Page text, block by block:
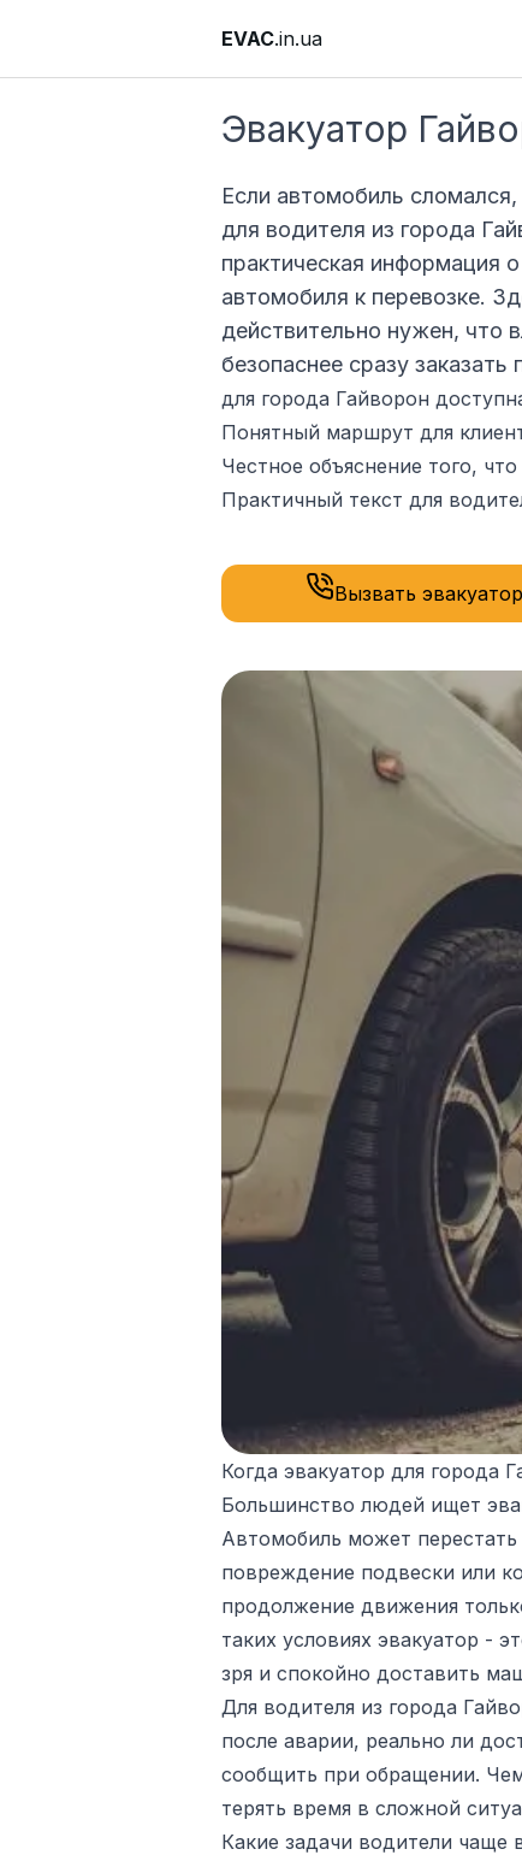
EVAC.in.ua
Эвакуатор
Если автомобиль
для водителя из города
практическая информация
автомобиля к перевозке.
действительно нужен, что
безопаснее сразу
для города Гайворон
Понятный маршрут для
Честное объяснение того,
Практичный текст для
Вызвать эвакуатор
Когда эвакуатор для города
Большинство людей ищет
Автомобиль может перестать
повреждение подвески или
продолжение движения
таких условиях эвакуатор -
зря и спокойно доставить
Для водителя из города
после аварии, реально ли
сообщить при обращении.
терять время в сложной
Какие задачи водители